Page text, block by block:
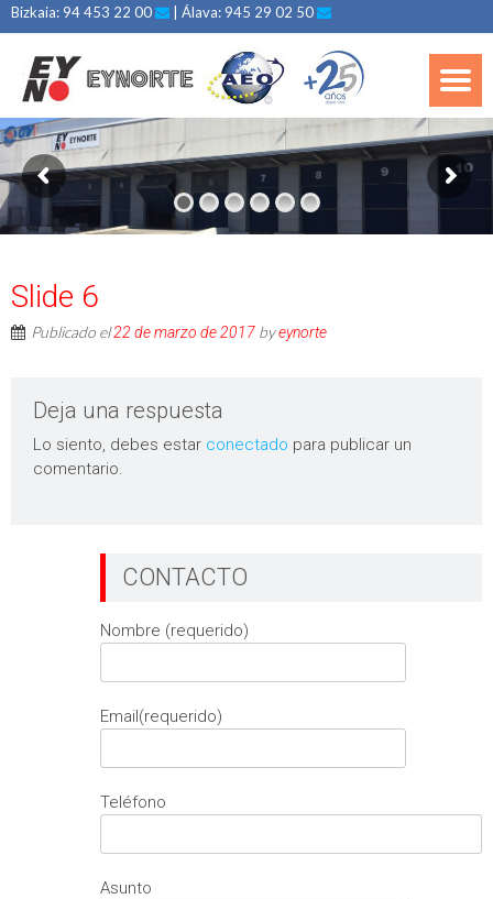
Bizkaia: 94 453 22 00 | Álava: 945 29 02 50
Slide 6
Publicado el22 de marzo de 2017 byeynorte
Deja una respuesta
Lo siento, debes estar conectado para publicar un
comentario.
CONTACTO
Nombre (requerido)
Email(requerido)
Teléfono
Asunto